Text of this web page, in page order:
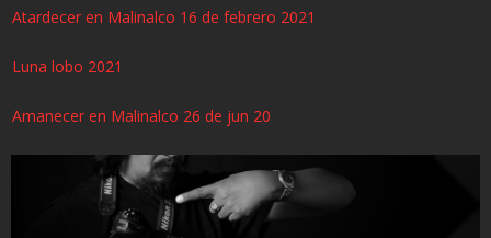
Atardecer en Malinalco 16 de febrero 2021
Luna lobo 2021
Amanecer en Malinalco 26 de jun 20